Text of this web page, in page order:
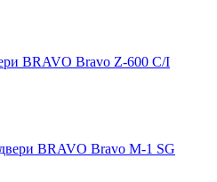
BRAVO Bravo Z-600 C/I
BRAVO Bravo M-1 SG